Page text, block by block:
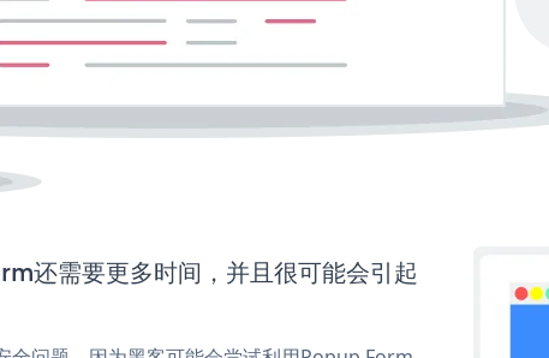
还需要更多时间，并且很可能会引起